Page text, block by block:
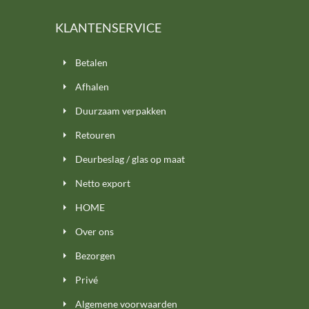
KLANTENSERVICE
Betalen
Afhalen
Duurzaam verpakken
Retouren
Deurbeslag / glas op maat
Netto export
HOME
Over ons
Bezorgen
Privé
Algemene voorwaarden